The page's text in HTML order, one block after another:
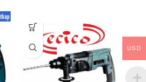
USD